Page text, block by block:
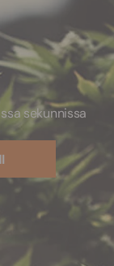
sekunnissa